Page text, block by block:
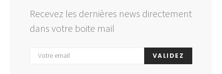
Recevez les dernières news directement
dans votre boite mail
VALIDEZ